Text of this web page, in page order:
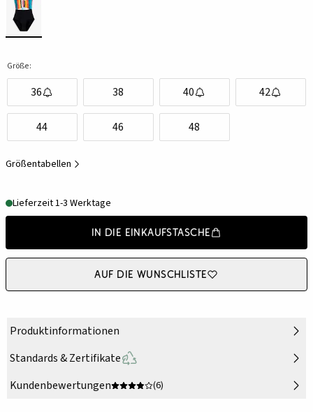
Größe:
36 38 40 42
44 46 48
Größentabellen
Lieferzeit 1-3 Werktage
In die Einkaufstasche
Auf die Wunschliste
Produktinformationen
Standards & Zertifikate
Kundenbewertungen
(6)